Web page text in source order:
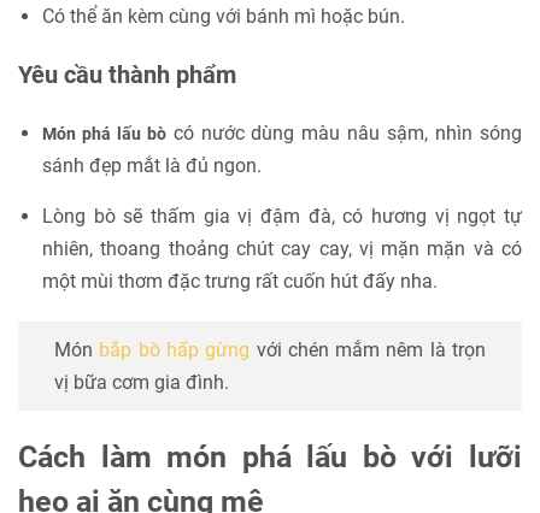
Có thể ăn kèm cùng với bánh mì hoặc bún.
Yêu cầu thành phẩm
Món phá lấu bòcó nước dùng màu nâu sậm, nhìn sóng
sánh đẹp mắt là đủ ngon.
Lòng bò sẽ thấm gia vị đậm đà, có hương vị ngọt tự
nhiên, thoang thoảng chút cay cay, vị mặn mặn và có
một mùi thơm đặc trưng rất cuốn hút đấy nha.
Món bắp bò hấp gừng với chén mắm nêm là trọn
vị bữa cơm gia đình.
Cách làm món phá lấu bò với lưỡi
heo ai ăn cùng mê